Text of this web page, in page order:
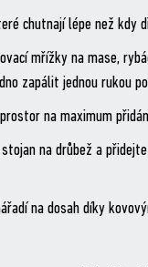
chutnají lépe než kdy
mřížky na mase,
zapálit jednou rukou
na maximum
na drůbež a
na dosah díky